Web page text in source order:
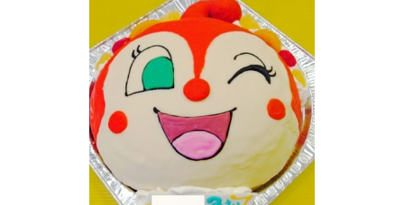
アンパンマンとメロンパンナちゃんケーキ